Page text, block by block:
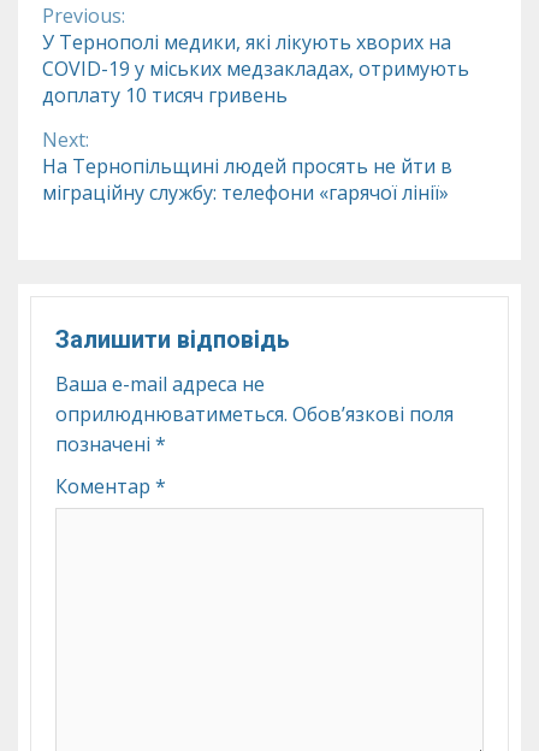
Continue
Reading
Previous:
У Тернополі медики, які лікують хворих на
COVID-19 у міських медзакладах, отримують
доплату 10 тисяч гривень
Next:
На Тернопільщині людей просять не йти в
міграційну службу: телефони «гарячої лінії»
Залишити відповідь
Ваша e-mail адреса не
оприлюднюватиметься. Обов’язкові поля
позначені *
Коментар *